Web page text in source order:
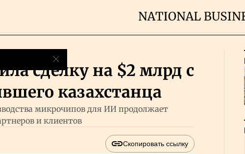
сделку на $2 млрд с
казахстанца
микрочипов для ИИ продолжает
и клиентов
Скопировать ссылку